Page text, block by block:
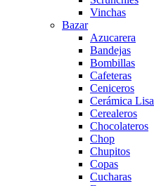
Vinchas
Bazar
Azucarera
Bandejas
Bombillas
Cafeteras
Ceniceros
Cerámica Lisa
Cerealeros
Chocolateros
Chop
Chupitos
Copas
Cucharas